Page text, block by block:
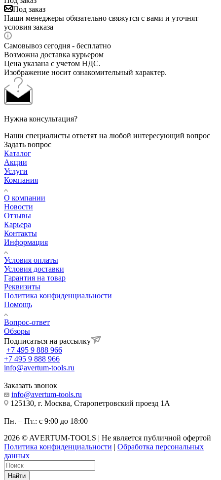
Под заказ
Наши менеджеры обязательно свяжутся с вами и уточнят
условия заказа
Самовывоз сегодня - бесплатно
Возможна доставка курьером
Цена указана с учетом НДС.
Изображение носит ознакомительный характер.
Нужна консультация?
Наши специалисты ответят на любой интересующий вопрос
Задать вопрос
Каталог
Акции
Услуги
Компания
О компании
Новости
Отзывы
Карьера
Контакты
Информация
Условия оплаты
Условия доставки
Гарантия на товар
Реквизиты
Политика конфиденциальности
Помощь
Вопрос-ответ
Обзоры
Подписаться на рассылку
+7 495 9 888 966
+7 495 9 888 966
info@avertum-tools.ru
Заказать звонок
info@avertum-tools.ru
125130, г. Москва, Старопетровский проезд 1А
Пн. – Пт.: с 9:00 до 18:00
2026 © AVERTUM-TOOLS | Не является публичной офертой
Политика конфиденциальности | Обработка персональных
данных
Найти